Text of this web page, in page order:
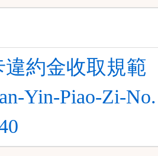
違約金收取規範
Yin-Piao-Zi-No.